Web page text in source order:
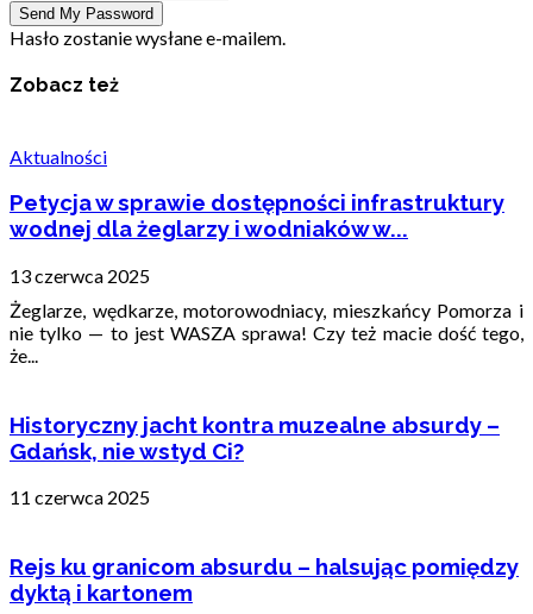
Hasło zostanie wysłane e-mailem.
Zobacz też
Aktualności
Petycja w sprawie dostępności infrastruktury
wodnej dla żeglarzy i wodniaków w...
13 czerwca 2025
Żeglarze, wędkarze, motorowodniacy, mieszkańcy Pomorza i
nie tylko — to jest WASZA sprawa! Czy też macie dość tego,
że...
Historyczny jacht kontra muzealne absurdy –
Gdańsk, nie wstyd Ci?
11 czerwca 2025
Rejs ku granicom absurdu – halsując pomiędzy
dyktą i kartonem